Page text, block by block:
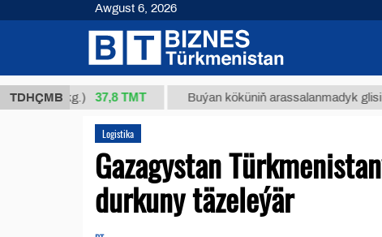
TDHÇMB
1 (kg.) 37,8 ТМТ Buýan köküniň arassalanmadyk glisirrizin
Logistika
Gazagystan
durkuny täzeleýär
Awgust 6, 2026